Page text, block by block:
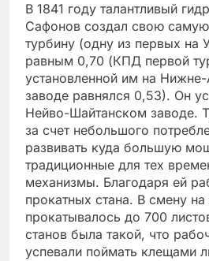
В 1841 году талантливый
Сафонов создал свою
турбину (одну из первых на
равным 0,70 (КПД первой
установленной им на
заводе равнялся 0,53). Он
Нейво-Шайтанском заводе.
за счет небольшого
развивать куда большую
традиционные для тех
механизмы. Благодаря ей
прокатных стана. В смену
прокатывалось до 700
станов была такой, что
успевали поймать клещами